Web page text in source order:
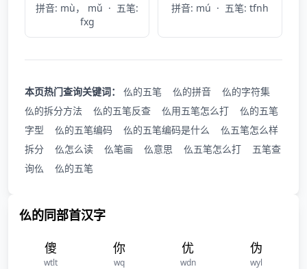
拼音: mù， mǔ · 五笔:
fxg
拼音: mú · 五笔: tfnh
本页热门查询关键词： 仫的五笔 仫的拼音
仫的字符集
仫的拆分方法
仫的五笔反查 仫用五笔怎么打
仫的五笔
字型
仫的五笔编码 仫的五笔编码是什么
仫五笔怎么样
拆分
仫怎么读 仫笔画 仫意思 仫五笔怎么打
五笔查
询仫
仫的五笔
仫的同部首汉字
傻
wtlt
你
wq
优
wdn
伪
wyl